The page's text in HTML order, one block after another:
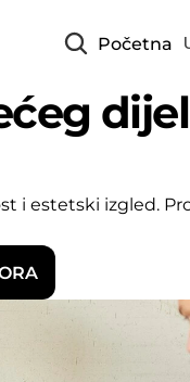
Početna
i estetski izgled.